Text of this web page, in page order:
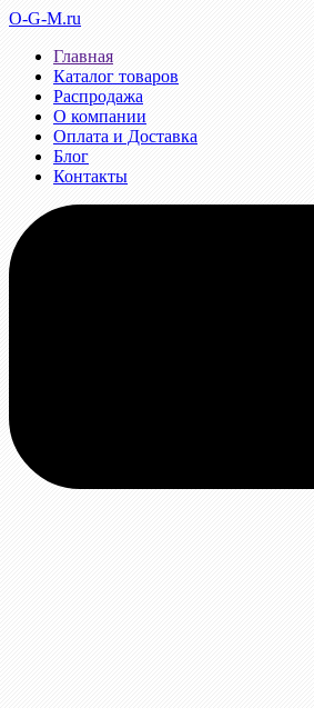
O-G-M.ru
Главная
Каталог товаров
Распродажа
О компании
Оплата и Доставка
Блог
Контакты